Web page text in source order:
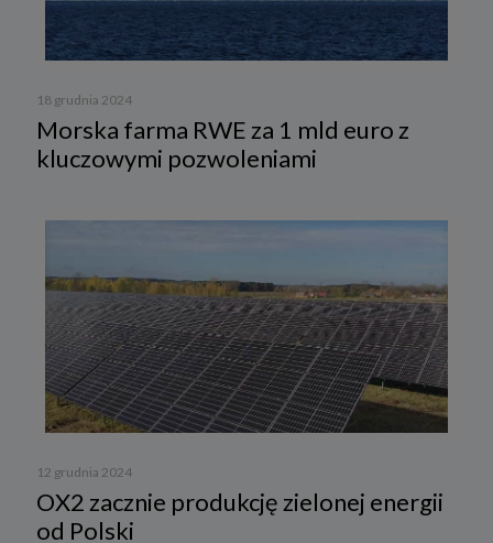
18 grudnia 2024
Morska farma RWE za 1 mld euro z
kluczowymi pozwoleniami
12 grudnia 2024
OX2 zacznie produkcję zielonej energii
od Polski